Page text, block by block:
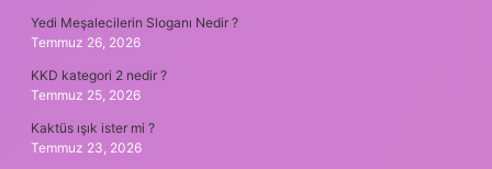
Yedi Meşalecilerin Sloganı Nedir ?
Temmuz 26, 2026
KKD kategori 2 nedir ?
Temmuz 25, 2026
Kaktüs ışık ister mi ?
Temmuz 23, 2026